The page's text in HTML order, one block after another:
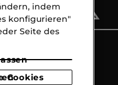
Sie alle
indem
konfigurieren"
Seite des